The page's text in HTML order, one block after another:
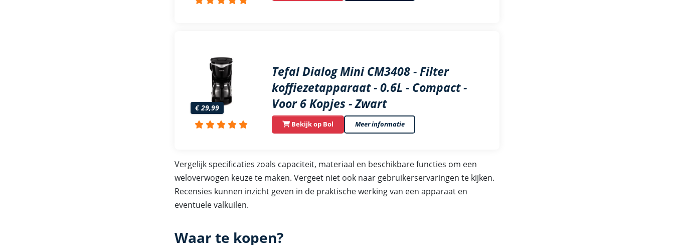
€ 29,99
Tefal Dialog Mini CM3408 - Filter
koffiezetapparaat - 0.6L - Compact -
Voor 6 Kopjes - Zwart
Bekijk op Bol Meer informatie
Vergelijk specificaties zoals capaciteit, materiaal en beschikbare functies om een
weloverwogen keuze te maken. Vergeet niet ook naar gebruikerservaringen te kijken.
Recensies kunnen inzicht geven in de praktische werking van een apparaat en
eventuele valkuilen.
Waar te kopen?